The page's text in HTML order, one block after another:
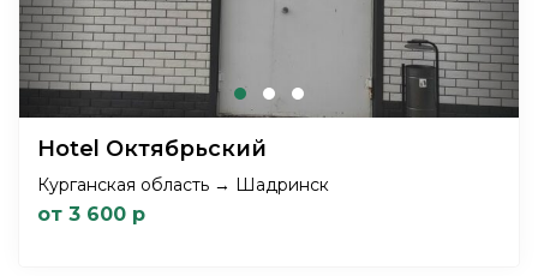
Hotel Октябрьский
Курганская область → Шадринск
от 3 600 р